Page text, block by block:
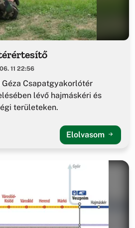
11 22:56
Csapatgyakorlótér
lévő hajmáskéri és
területeken.
Elolvasom